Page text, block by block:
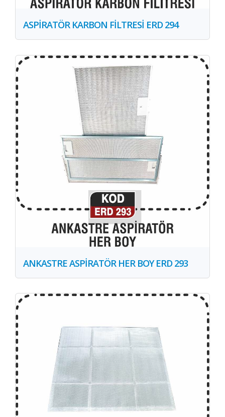
ASPİRATÖR KARBON FİLTRESİ ERD 294
ANKASTRE ASPİRATÖR HER BOY ERD 293